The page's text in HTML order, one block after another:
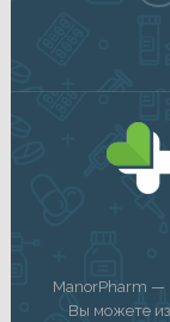
ManorPharm —
Вы можете